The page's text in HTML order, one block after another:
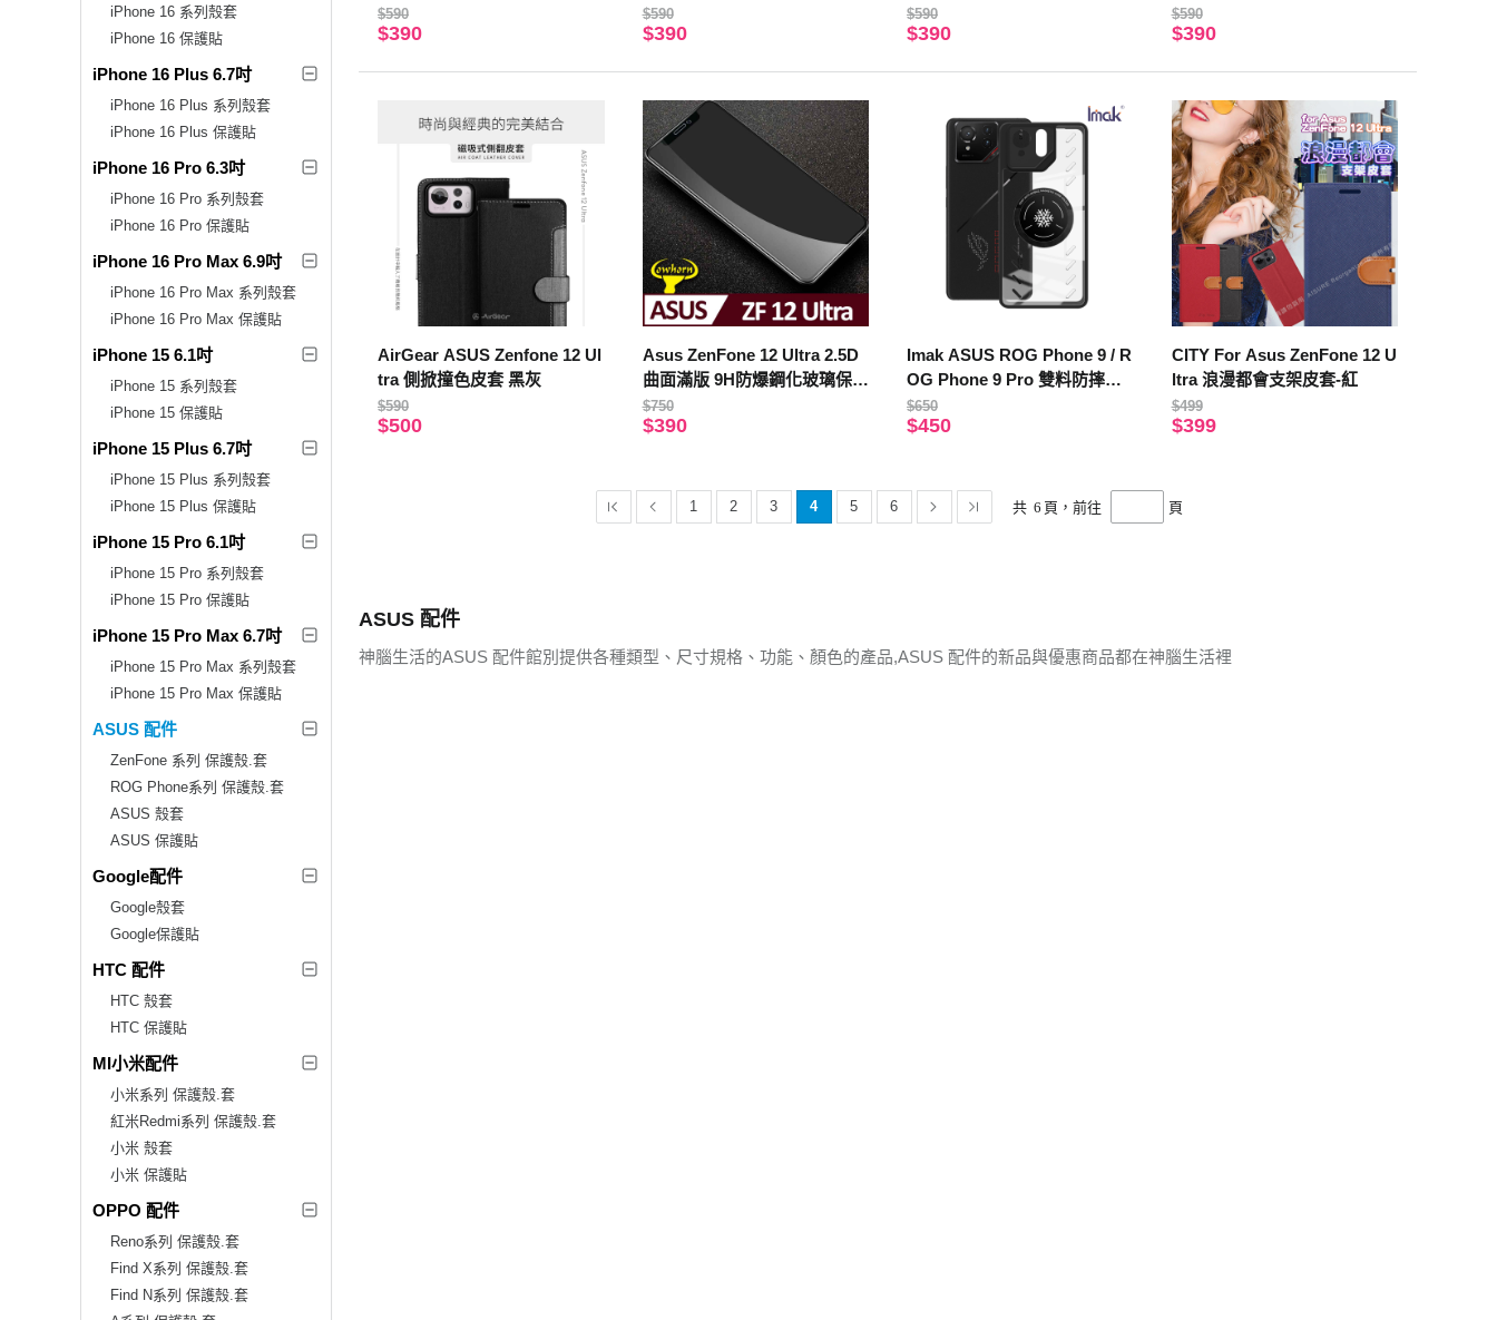
iPhone 16 系列殼套
iPhone 16 保護貼
iPhone 16 Plus 6.7吋
iPhone 16 Plus 系列殼套
iPhone 16 Plus 保護貼
iPhone 16 Pro 6.3吋
iPhone 16 Pro 系列殼套
iPhone 16 Pro 保護貼
iPhone 16 Pro Max 6.9吋
iPhone 16 Pro Max 系列殼套
iPhone 16 Pro Max 保護貼
iPhone 15 6.1吋
iPhone 15 系列殼套
iPhone 15 保護貼
iPhone 15 Plus 6.7吋
iPhone 15 Plus 系列殼套
iPhone 15 Plus 保護貼
iPhone 15 Pro 6.1吋
iPhone 15 Pro 系列殼套
iPhone 15 Pro 保護貼
iPhone 15 Pro Max 6.7吋
iPhone 15 Pro Max 系列殼套
iPhone 15 Pro Max 保護貼
ASUS 配件
ZenFone 系列 保護殼.套
ROG Phone系列 保護殼.套
ASUS 殼套
ASUS 保護貼
Google配件
Google殼套
Google保護貼
HTC 配件
HTC 殼套
HTC 保護貼
MI小米配件
小米系列 保護殼.套
紅米Redmi系列 保護殼.套
小米 殼套
小米 保護貼
OPPO 配件
Reno系列 保護殼.套
Find X系列 保護殼.套
Find N系列 保護殼.套
藍色
$590
$390
紅色
$590
$390
$590
$390
黑色
$590
$390
AirGear ASUS Zenfone 12 Ul
tra 側掀撞色皮套 黑灰
$590
$500
Asus ZenFone 12 Ultra 2.5D
曲面滿版 9H防爆鋼化玻璃保護
貼 黑色
$750
$390
Imak ASUS ROG Phone 9 / R
OG Phone 9 Pro 雙料防摔保
護套-石墨烯散熱款
$650
$450
CITY For Asus ZenFone 12 U
ltra 浪漫都會支架皮套-紅
$499
$399
1 2 3 4 5 6 共 6 頁，前往 頁
ASUS 配件
神腦生活的ASUS 配件館別提供各種類型、尺寸規格、功能、顏色的產品,ASUS 配件的新品與優惠商品都在神腦生活裡